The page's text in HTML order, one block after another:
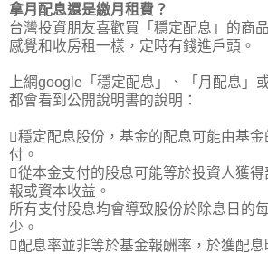
拿月配息還是繳月租費？
台灣投資朋友喜歡買「穩定配息」的商品
感覺和收房租一樣，定時有錢進戶頭。
上網google「穩定配息」、「月配息」
都會看到公開說明書的說明：
穩定配息股份，基金的配息可能由基
付。
從本金支付的股息可能等於投資人獲得
報或資本收益。
所有支付股息均會導致股份於除息日的
少。
配息率並非等於基金報酬率，於獲配